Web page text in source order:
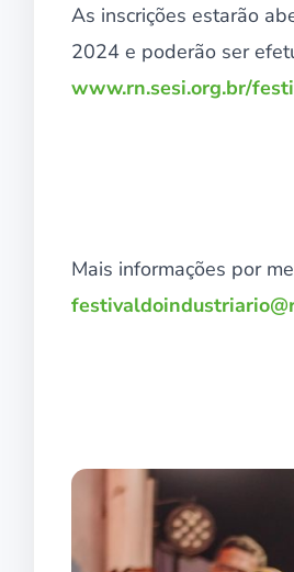
As inscrições estarão
2024 e poderão ser
www.rn.sesi.org.br/
Mais informações por